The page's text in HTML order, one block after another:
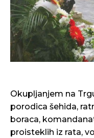
Okupljanjem na
porodica šehida,
boraca,
proisteklih iz rata,